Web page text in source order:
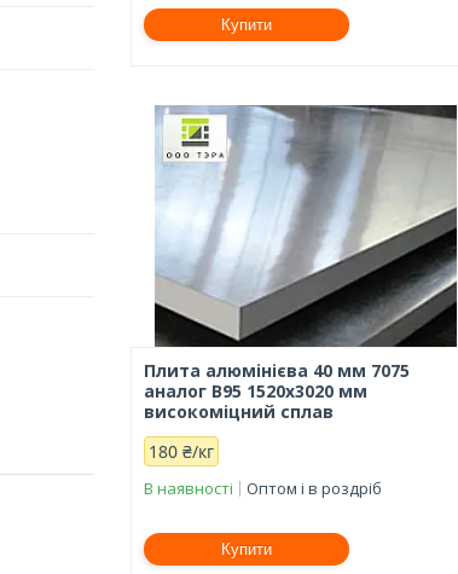
Купити
Плита алюмінієва 40 мм 7075
аналог В95 1520х3020 мм
високоміцний сплав
180 ₴/кг
В наявності Оптом і в роздріб
Купити